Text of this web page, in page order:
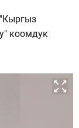
коомдук